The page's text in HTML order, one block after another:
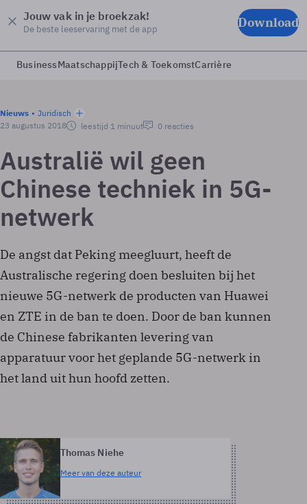
Jouw vak in je broekzak!
De beste leeservaring met de app Download
BusinessMaatschappijTech & ToekomstCarrière
Nieuws
Juridisch
23 augustus 2018
leestijd 1 minuut 0 reacties
Australië wil geen
Chinese techniek in 5G-
netwerk
De angst dat Peking meegluurt, heeft de
Australische regering doen besluiten bij het
nieuwe 5G-netwerk de producten van Huawei
en ZTE in de ban te doen. Door de ban kunnen
de Chinese fabrikanten levering van
apparatuur voor het geplande 5G-netwerk in
het land uit hun hoofd zetten.
Thomas Niehe
Meer van deze auteur